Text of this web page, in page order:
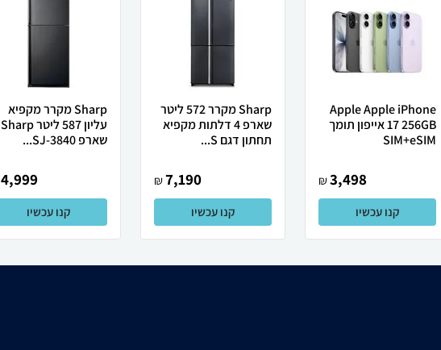
Apple Apple iPhone
17 256GB אייפון תומך
SIM+eSIM
3,498
₪
קנו עכשיו
Sharp מקרר 572 ליטר
שארפ 4 דלתות מקפיא
תחתון דגם S...
7,190
₪
קנו עכשיו
Sharp מקרר מקפיא
עליון 587 ליטר Sharp
שארפ SJ-3840...
4,999
קנו עכשיו